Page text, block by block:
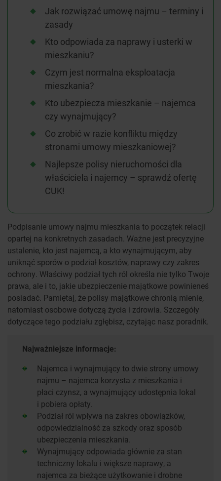
Jak rozwiązać umowę najmu – terminy i
zasady
Kto odpowiada za naprawy i usterki w
mieszkaniu?
Czym jest normalna eksploatacja
mieszkania?
Kto ubezpiecza mieszkanie – najemca
czy wynajmujący?
Co zrobić w razie konfliktu między
stronami umowy mieszkaniowej?
Najlepsze polisy nieruchomości dla
właściciela i najemcy – sprawdź ofertę
CUK!
Podpisanie umowy najmu mieszkania to początek relacji
opartej na konkretnych zasadach. Ważne jest precyzyjne
ustalenie, kto jest najemcą, a kto wynajmującym, aby
uniknąć sporów o podział kosztów, naprawy czy zakres
ochrony. Właściwy podział tych ról określa nie tylko Twoje
prawa, ale i to, jakie ubezpieczenie majątkowe powinieneś
posiadać. Pamiętaj, że polisy majątkowe chronią mienie,
natomiast osobowe dotyczą życia i zdrowia. Szczegóły
dotyczące tego podziału zgłębisz, czytając nasz poradnik.
Najważniejsze informacje:
Najemca i wynajmujący to dwie strony umowy
najmu – najemca korzysta z mieszkania i
płaci czynsz, a wynajmujący udostępnia lokal
i pobiera opłaty.
Podział ról wpływa na zakres obowiązków,
odpowiedzialność za szkody oraz sposób
ubezpieczenia mieszkania.
Wynajmujący odpowiada głównie za stan
techniczny lokalu i większe naprawy, a
najemca za bieżące użytkowanie i drobne